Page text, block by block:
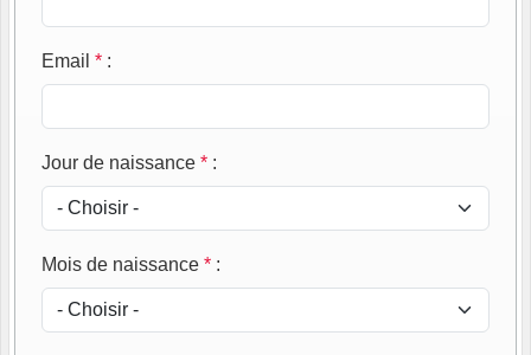
Email * :
Jour de naissance * :
Mois de naissance * :